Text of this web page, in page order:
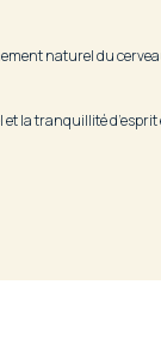
naturel du
la tranquillité d’esprit